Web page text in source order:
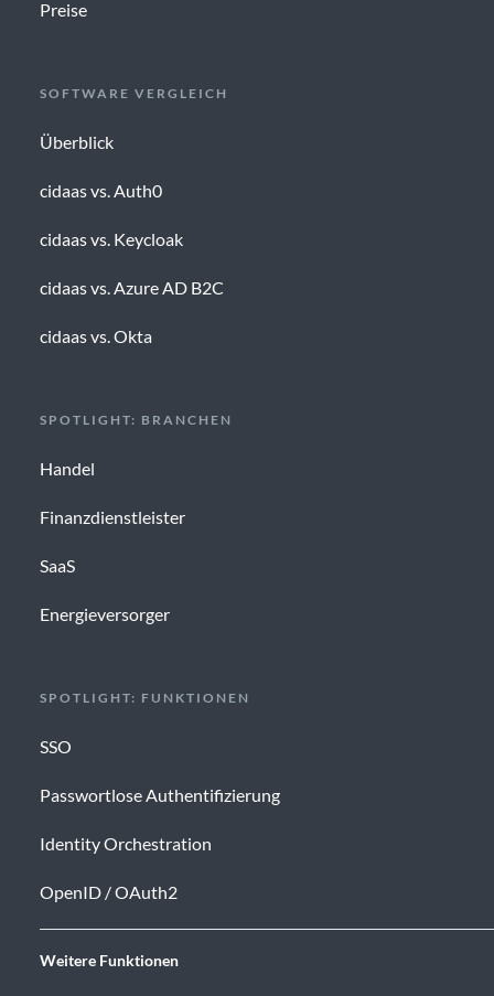
Preise
SOFTWARE VERGLEICH
Überblick
cidaas vs. Auth0
cidaas vs. Keycloak
cidaas vs. Azure AD B2C
cidaas vs. Okta
SPOTLIGHT: BRANCHEN
Handel
Finanzdienstleister
SaaS
Energieversorger
SPOTLIGHT: FUNKTIONEN
SSO
Passwortlose Authentifizierung
Identity Orchestration
OpenID / OAuth2
Weitere Funktionen